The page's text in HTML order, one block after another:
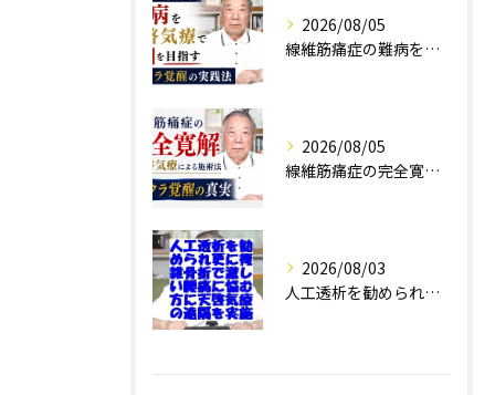
2026/08/05
線維筋痛症の難病を天啓気療で寛解を目指すチャクラ覚醒の実践法
2026/08/05
線維筋痛症の完全寛解は天啓気療による施術法チャクラ覚醒の真実
2026/08/03
人工透析を勧められ更に複雑骨折で激しい腰痛に悩む方に天啓気療の遠隔を実施